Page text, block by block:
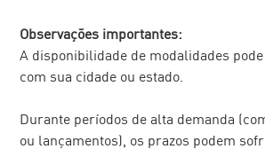
Observações importantes:
A disponibilidade de modalidades
com sua cidade ou estado.
Durante períodos de alta demanda
ou lançamentos), os prazos podem